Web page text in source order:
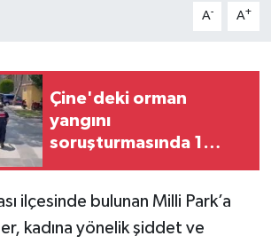
A- A+
Çine'deki orman
yangını
soruşturmasında 1
ilçesinde bulunan Milli Park’a
kadına yönelik şiddet ve